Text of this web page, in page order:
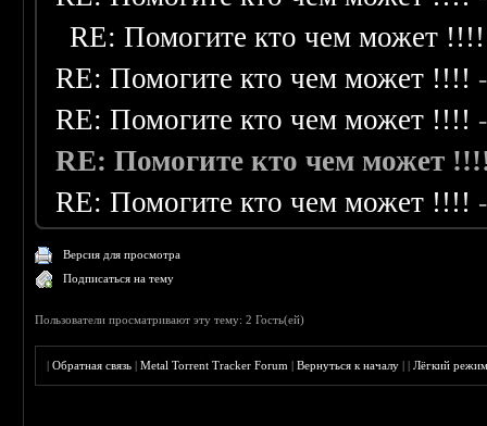
RE: Помогите кто чем может !!!!
RE: Помогите кто чем может !!!!
RE: Помогите кто чем может !!!!
RE: Помогите кто чем может
RE: Помогите кто чем может !!!!
Версия для просмотра
Подписаться на тему
Пользователи просматривают эту тему: 2 Гость(ей)
|Обратная связь |Metal Torrent Tracker Forum |Вернуться к началу ||Лёгкий